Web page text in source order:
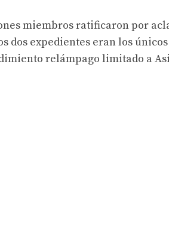
miembros ratificaron por
dos expedientes eran los
relámpago limitado a